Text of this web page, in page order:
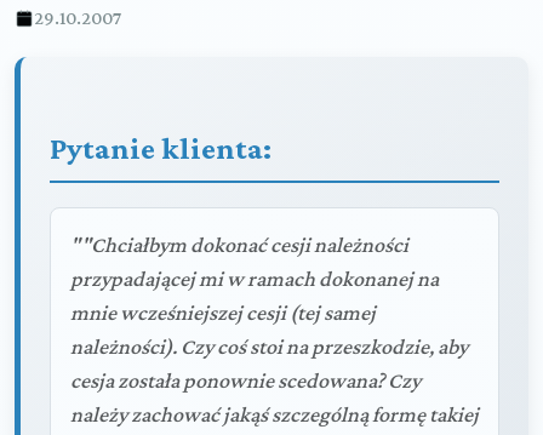
29.10.2007
Pytanie klienta:
""Chciałbym dokonać cesji należności
przypadającej mi w ramach dokonanej na
mnie wcześniejszej cesji (tej samej
należności). Czy coś stoi na przeszkodzie, aby
cesja została ponownie scedowana? Czy
należy zachować jakąś szczególną formę takiej